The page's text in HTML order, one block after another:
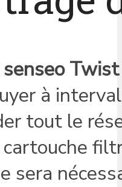
Twist
à
tout le
sera